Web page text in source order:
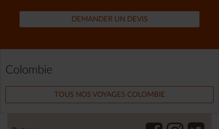
DEMANDER UN DEVIS
Colombie
TOUS NOS VOYAGES COLOMBIE